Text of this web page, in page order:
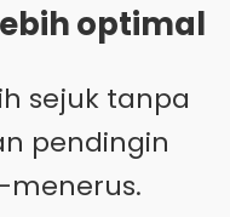
optimal
sejuk tanpa
pendingin